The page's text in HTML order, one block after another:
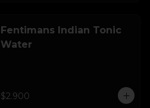
Fentimans Indian Tonic
Water
$2.900